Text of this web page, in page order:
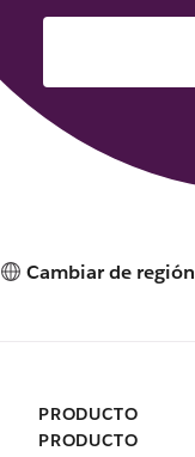
Cambiar de región
PRODUCTO
PRODUCTO